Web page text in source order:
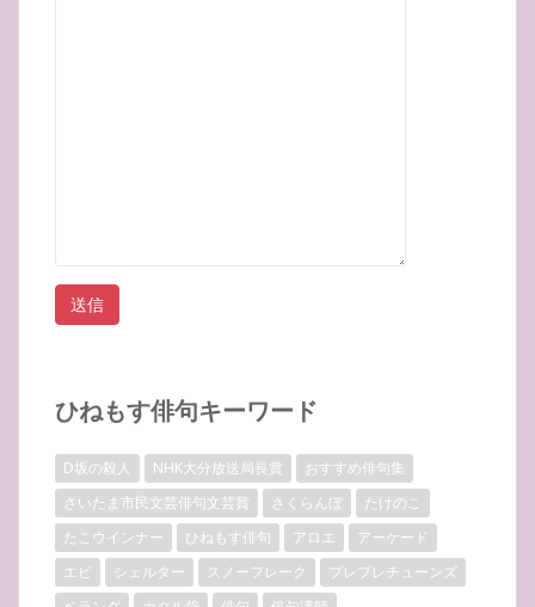
ひねもす俳句キーワード
D坂の殺人 NHK大分放送局長賞
おすすめ俳句集
さいたま市民文芸俳句文芸賞
さくらんぼ
たけのこ
たこウインナー
ひねもす俳句 アロエ
アーケード
エビ
シェルター スノーフレーク
プレプレチューンズ